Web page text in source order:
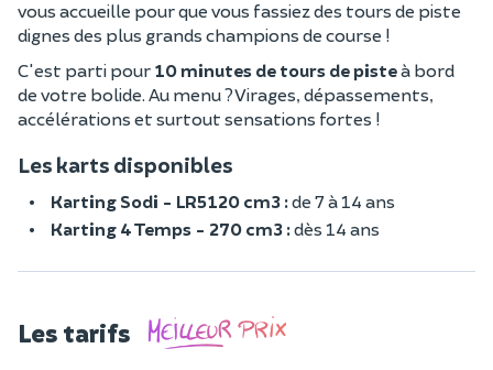
vous accueille pour que vous fassiez des tours de piste
dignes des plus grands champions de course !
C'est parti pour 10 minutes de tours de pisteà bord
de votre bolide. Au menu ? Virages, dépassements,
accélérations et surtout sensations fortes !
Les karts disponibles
Karting Sodi - LR5120 cm3 :de 7 à 14 ans
Karting 4 Temps - 270 cm3 :dès 14 ans
Les tarifs